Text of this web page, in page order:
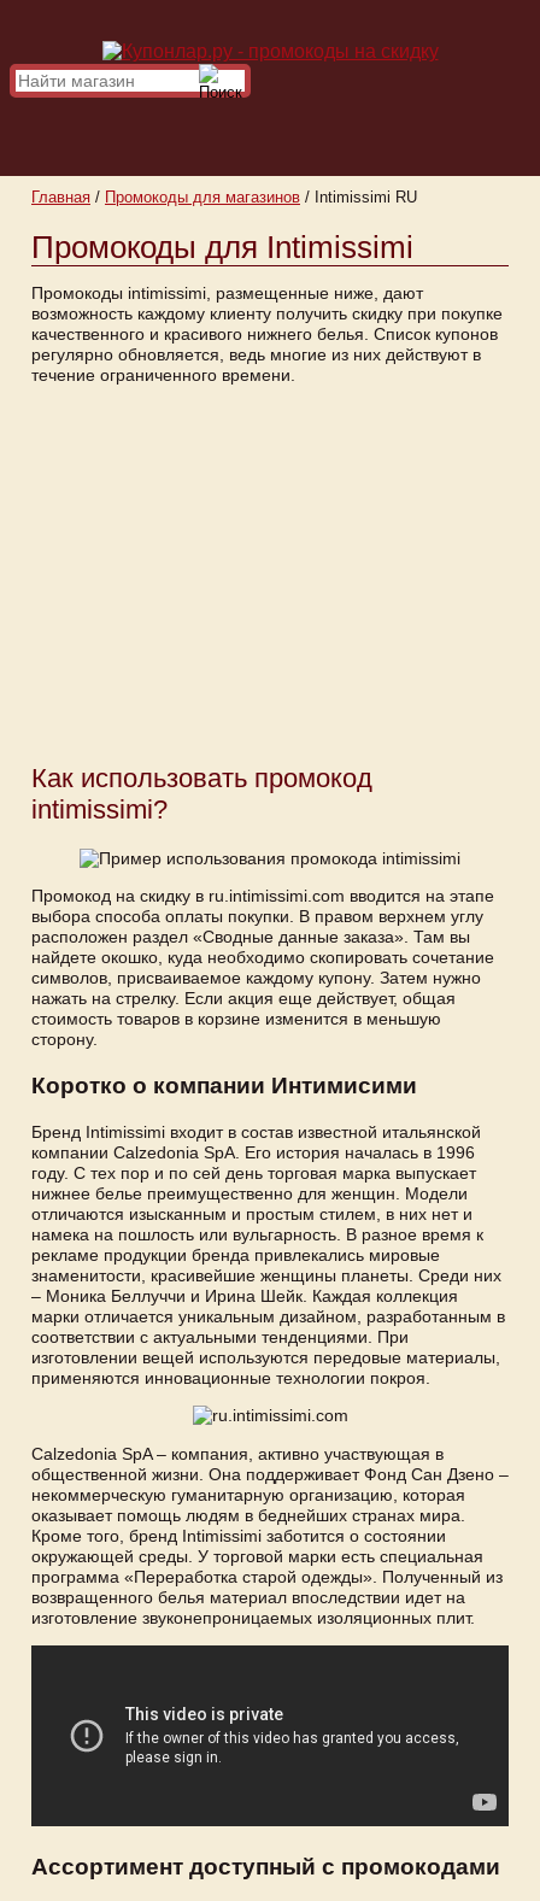
Главная / Промокоды для магазинов / Intimissimi RU
Промокоды для Intimissimi
Промокоды intimissimi, размещенные ниже, дают
возможность каждому клиенту получить скидку при покупке
качественного и красивого нижнего белья. Список купонов
регулярно обновляется, ведь многие из них действуют в
течение ограниченного времени.
Как использовать промокод
intimissimi?
Промокод на скидку в ru.intimissimi.com вводится на этапе
выбора способа оплаты покупки. В правом верхнем углу
расположен раздел «Сводные данные заказа». Там вы
найдете окошко, куда необходимо скопировать сочетание
символов, присваиваемое каждому купону. Затем нужно
нажать на стрелку. Если акция еще действует, общая
стоимость товаров в корзине изменится в меньшую
сторону.
Коротко о компании Интимисими
Бренд Intimissimi входит в состав известной итальянской
компании Calzedonia SpA. Его история началась в 1996
году. С тех пор и по сей день торговая марка выпускает
нижнее белье преимущественно для женщин. Модели
отличаются изысканным и простым стилем, в них нет и
намека на пошлость или вульгарность. В разное время к
рекламе продукции бренда привлекались мировые
знаменитости, красивейшие женщины планеты. Среди них
– Моника Беллуччи и Ирина Шейк. Каждая коллекция
марки отличается уникальным дизайном, разработанным в
соответствии с актуальными тенденциями. При
изготовлении вещей используются передовые материалы,
применяются инновационные технологии покроя.
Calzedonia SpA – компания, активно участвующая в
общественной жизни. Она поддерживает Фонд Сан Дзено –
некоммерческую гуманитарную организацию, которая
оказывает помощь людям в беднейших странах мира.
Кроме того, бренд Intimissimi заботится о состоянии
окружающей среды. У торговой марки есть специальная
программа «Переработка старой одежды». Полученный из
возвращенного белья материал впоследствии идет на
изготовление звуконепроницаемых изоляционных плит.
Ассортимент доступный с промокодами